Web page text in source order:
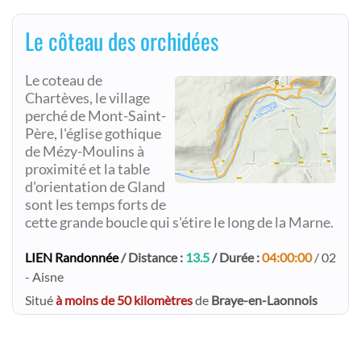
Le côteau des orchidées
Le coteau de
Chartèves, le village
perché de Mont-Saint-
Père, l'église gothique
de Mézy-Moulins à
proximité et la table
d'orientation de Gland
sont les temps forts de
cette grande boucle qui s'étire le long de la Marne.
LIEN Randonnée/ Distance : 13.5/ Durée :04:00:00/ 02
- Aisne
Situéà moins de 50 kilomètresde Braye-en-Laonnois